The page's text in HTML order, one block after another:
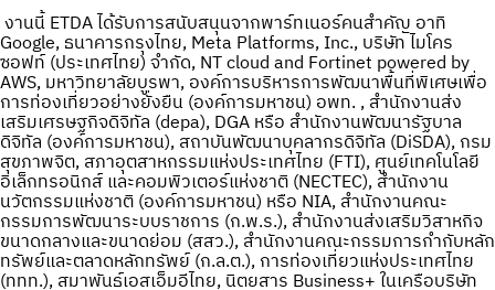
งานนี้ ETDA ได้รับการสนับสนุนจากพาร์ทเนอร์คนสำคัญ อาทิ
Google, ธนาคารกรุงไทย, Meta Platforms, Inc., บริษัท ไมโคร
ซอฟท์ (ประเทศไทย) จำกัด, NT cloud and Fortinet powered by
AWS, มหาวิทยาลัยบูรพา, องค์การบริหารการพัฒนาพื้นที่พิเศษเพื่อ
การท่องเที่ยวอย่างยั่งยืน (องค์การมหาชน) อพท. , สำนักงานส่ง
เสริมเศรษฐกิจดิจิทัล (depa), DGA หรือ สำนักงานพัฒนารัฐบาล
ดิจิทัล (องค์การมหาชน), สถาบันพัฒนาบุคลากรดิจิทัล (DiSDA), กรม
สุขภาพจิต, สภาอุตสาหกรรมแห่งประเทศไทย (FTI), ศูนย์เทคโนโลยี
อิเล็กทรอนิกส์ และคอมพิวเตอร์แห่งชาติ (NECTEC), สำนักงาน
นวัตกรรมแห่งชาติ (องค์การมหาชน) หรือ NIA, สำนักงานคณะ
กรรมการพัฒนาระบบราชการ (ก.พ.ร.), สำนักงานส่งเสริมวิสาหกิจ
ขนาดกลางและขนาดย่อม (สสว.), สำนักงานคณะกรรมการกำกับหลัก
ทรัพย์และตลาดหลักทรัพย์ (ก.ล.ต.), การท่องเที่ยวแห่งประเทศไทย
(ททท.), สมาพันธ์เอสเอ็มอีไทย, นิตยสาร Business+ ในเครือบริษัท